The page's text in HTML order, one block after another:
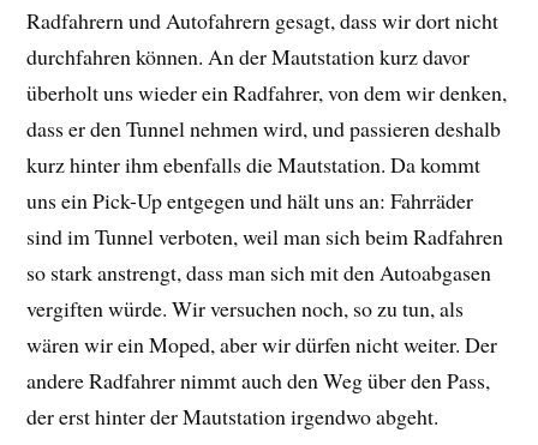
Radfahrern und Autofahrern gesagt, dass wir dort nicht
durchfahren können. An der Mautstation kurz davor
überholt uns wieder ein Radfahrer, von dem wir denken,
dass er den Tunnel nehmen wird, und passieren deshalb
kurz hinter ihm ebenfalls die Mautstation. Da kommt
uns ein Pick-Up entgegen und hält uns an: Fahrräder
sind im Tunnel verboten, weil man sich beim Radfahren
so stark anstrengt, dass man sich mit den Autoabgasen
vergiften würde. Wir versuchen noch, so zu tun, als
wären wir ein Moped, aber wir dürfen nicht weiter. Der
andere Radfahrer nimmt auch den Weg über den Pass,
der erst hinter der Mautstation irgendwo abgeht.